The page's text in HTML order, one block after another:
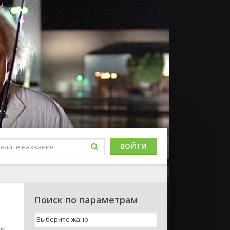
ВОЙТИ
Поиск по параметрам